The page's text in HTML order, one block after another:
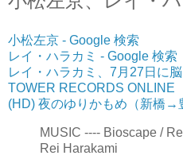
小松左京 - Google 検索
レイ・ハラカミ - Google 検索
レイ・ハラカミ、7月27日に
TOWER RECORDS ONLINE
MUSIC ---- Bioscape /
Rei Harakami